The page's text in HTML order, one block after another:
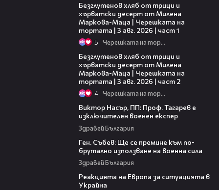
Безглутенов хляб от трици и
хърватски десерт от Милена
Маркова-Маца | Черешката на
тортата | 3 авг. 2026 | част 1
5 Черешката на тортата
Безглутенов хляб от трици и
хърватски десерт от Милена
Маркова-Маца | Черешката на
тортата | 3 авг. 2026 | част 2
4 Черешката на тортата
Виктор Насър, ПП: Проф. Тагарев е
изключителен военен експер
Здравей България
Ген. Събев: Ще се премине към по-
брутално използване на военна сила
Здравей България
Реакцията на Европа за ситуацията в
Украйна